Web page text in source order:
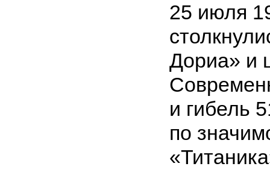
25 июля
Дориа» и
и гибель
по